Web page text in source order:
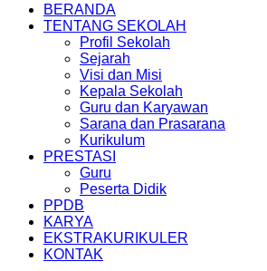
BERANDA
TENTANG SEKOLAH
Profil Sekolah
Sejarah
Visi dan Misi
Kepala Sekolah
Guru dan Karyawan
Sarana dan Prasarana
Kurikulum
PRESTASI
Guru
Peserta Didik
PPDB
KARYA
EKSTRAKURIKULER
KONTAK